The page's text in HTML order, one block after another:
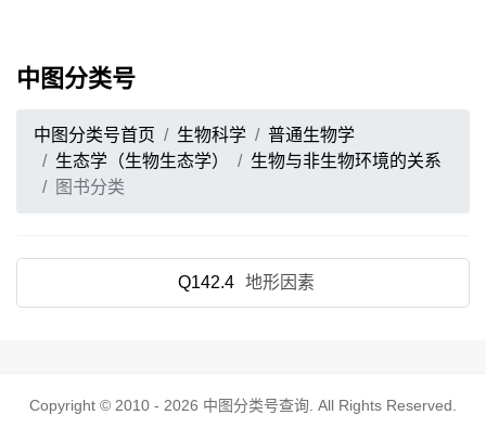
中图分类号
中图分类号首页 生物科学
普通生物学
生态学（生物生态学）
生物与非生物环境的关系
图书分类
Q142.4 地形因素
Copyright © 2010 - 2026 中图分类号查询 . All Rights Reserved.